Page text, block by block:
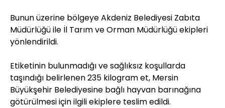
Bunun üzerine bölgeye Akdeniz Belediyesi Zabıta
Müdürlüğü ile İl Tarım ve Orman Müdürlüğü ekipleri
yönlendirildi.
Etiketinin bulunmadığı ve sağlıksız koşullarda
taşındığı belirlenen 235 kilogram et, Mersin
Büyükşehir Belediyesine bağlı hayvan barınağına
götürülmesi için ilgili ekiplere teslim edildi.